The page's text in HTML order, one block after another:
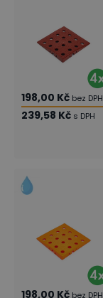
198,00 Kč bez DPH
239,58 Kč s DPH
198,00 Kč bez DPH